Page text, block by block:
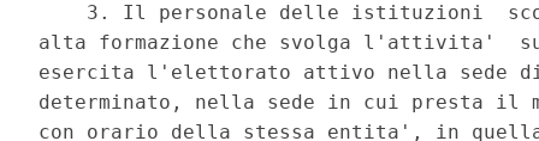
3. Il personale delle istituzioni
alta formazione che svolga l'attivita'
esercita l'elettorato attivo nella sede
determinato, nella sede in cui presta il
con orario della stessa entita', in